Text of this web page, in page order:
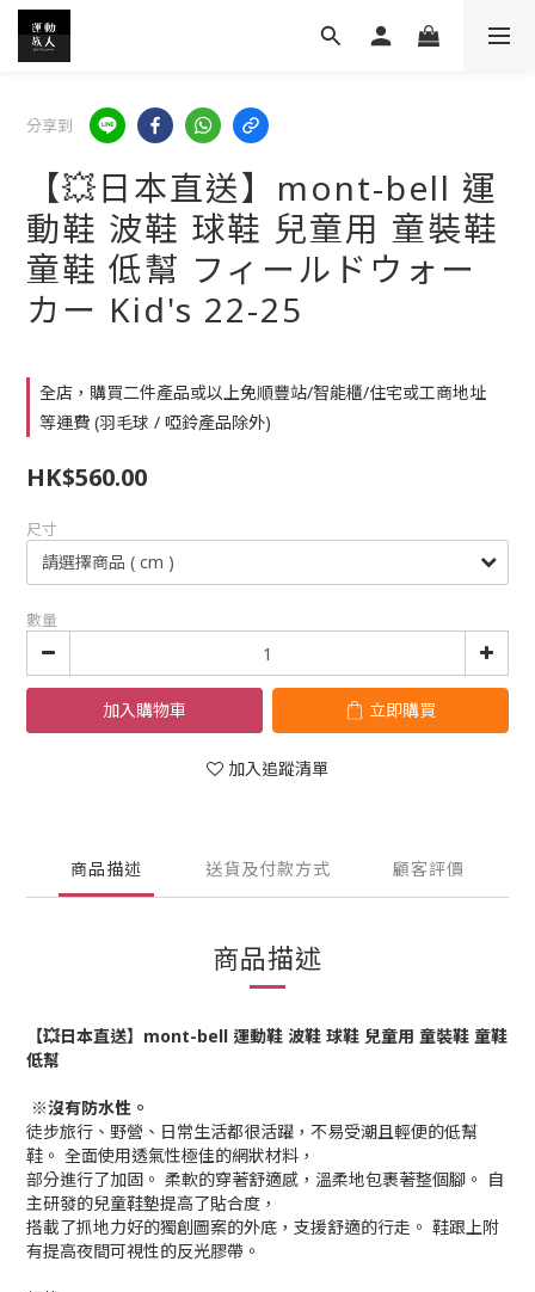
分享到
【💥日本直送】mont-bell 運
動鞋 波鞋 球鞋 兒童用 童裝鞋
童鞋 低幫 フィールドウォー
カー Kid's 22-25
全店，購買二件產品或以上免順豐站/智能櫃/住宅或工商地址
等運費 (羽毛球 / 啞鈴產品除外)
HK$560.00
尺寸
數量
加入購物車 立即購買
加入追蹤清單
商品描述 送貨及付款方式 顧客評價
商品描述
【💥日本直送】mont-bell 運動鞋 波鞋 球鞋 兒童用 童裝鞋 童鞋
低幫
※沒有防水性。
徒步旅行、野營、日常生活都很活躍，不易受潮且輕便的低幫
鞋。 全面使用透氣性極佳的網狀材料，
部分進行了加固。 柔軟的穿著舒適感，溫柔地包裹著整個腳。 自
主研發的兒童鞋墊提高了貼合度，
搭載了抓地力好的獨創圖案的外底，支援舒適的行走。 鞋跟上附
有提高夜間可視性的反光膠帶。